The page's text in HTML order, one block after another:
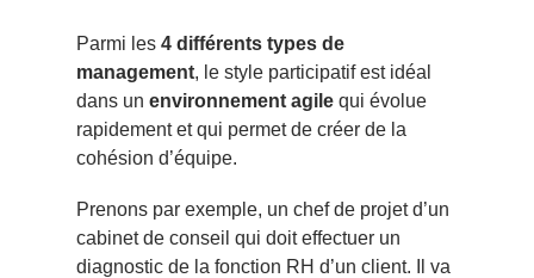
Parmi les 4 différents types de
management, le style participatif est idéal
dans un environnement agile qui évolue
rapidement et qui permet de créer de la
cohésion d’équipe.
Prenons par exemple, un chef de projet d’un
cabinet de conseil qui doit effectuer un
diagnostic de la fonction RH d’un client. Il va